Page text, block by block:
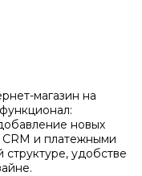
магазин на
новых
и платежными
удобстве